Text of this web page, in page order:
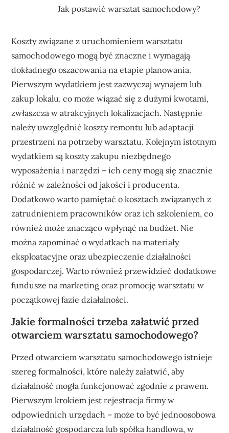
Jak postawić warsztat samochodowy?
Koszty związane z uruchomieniem warsztatu
samochodowego mogą być znaczne i wymagają
dokładnego oszacowania na etapie planowania.
Pierwszym wydatkiem jest zazwyczaj wynajem lub
zakup lokalu, co może wiązać się z dużymi kwotami,
zwłaszcza w atrakcyjnych lokalizacjach. Następnie
należy uwzględnić koszty remontu lub adaptacji
przestrzeni na potrzeby warsztatu. Kolejnym istotnym
wydatkiem są koszty zakupu niezbędnego
wyposażenia i narzędzi – ich ceny mogą się znacznie
różnić w zależności od jakości i producenta.
Dodatkowo warto pamiętać o kosztach związanych z
zatrudnieniem pracowników oraz ich szkoleniem, co
również może znacząco wpłynąć na budżet. Nie
można zapominać o wydatkach na materiały
eksploatacyjne oraz ubezpieczenie działalności
gospodarczej. Warto również przewidzieć dodatkowe
fundusze na marketing oraz promocję warsztatu w
początkowej fazie działalności.
Jakie formalności trzeba załatwić przed
otwarciem warsztatu samochodowego?
Przed otwarciem warsztatu samochodowego istnieje
szereg formalności, które należy załatwić, aby
działalność mogła funkcjonować zgodnie z prawem.
Pierwszym krokiem jest rejestracja firmy w
odpowiednich urzędach – może to być jednoosobowa
działalność gospodarcza lub spółka handlowa, w